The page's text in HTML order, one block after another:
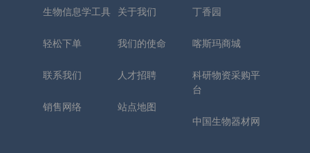
生物信息学工具
轻松下单
联系我们
销售网络
关于我们
我们的使命
人才招聘
站点地图
丁香园
喀斯玛商城
科研物资采购平
台
中国生物器材网